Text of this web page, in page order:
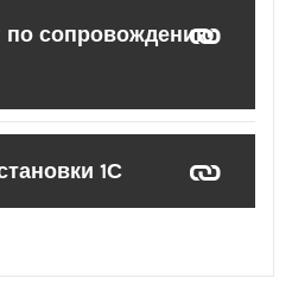
по сопровождению
1С